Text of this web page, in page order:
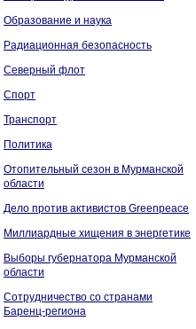
Образование и наука
Радиационная безопасность
Северный флот
Спорт
Транспорт
Политика
Отопительный сезон в Мурманской
области
Дело против активистов Greenpeace
Миллиардные хищения в энергетике
Выборы губернатора Мурманской
области
Сотрудничество со странами
Баренц-региона